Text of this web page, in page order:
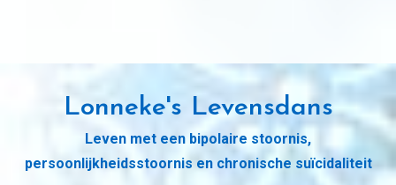
Lonneke's Levensdans
Leven met een bipolaire stoornis,
persoonlijkheidsstoornis en chronische suïcidaliteit